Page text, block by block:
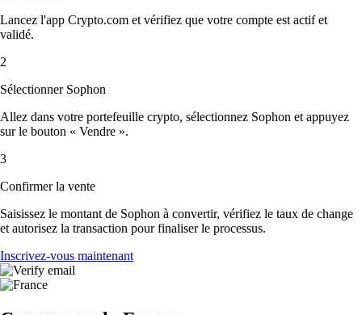
Lancez l'app Crypto.com et vérifiez que votre compte est actif et
validé.
2
Sélectionner Sophon
Allez dans votre portefeuille crypto, sélectionnez Sophon et appuyez
sur le bouton « Vendre ».
3
Confirmer la vente
Saisissez le montant de Sophon à convertir, vérifiez le taux de change
et autorisez la transaction pour finaliser le processus.
Inscrivez-vous maintenant